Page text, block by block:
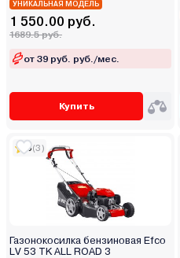
УНИКАЛЬНАЯ МОДЕЛЬ
1 550.00 руб.
1689.5 руб.
от 39 руб. руб./мес.
Купить
5(3)
Газонокосилка бензиновая Efco
LV 53 TK ALL ROAD 3